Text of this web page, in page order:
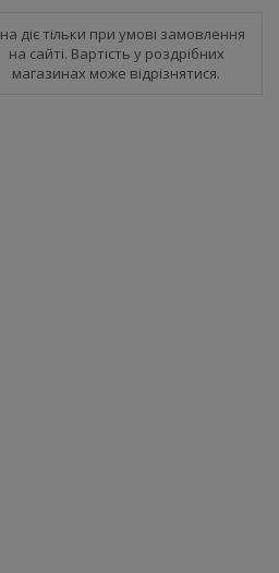
діє тільки при умові замовлення
на сайті. Вартість у роздрібних
магазинах може відрізнятися.